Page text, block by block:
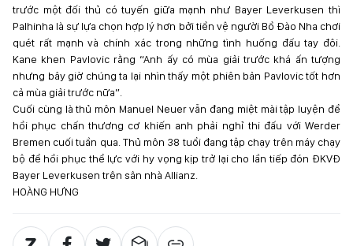
trước một đối thủ có tuyến giữa mạnh như Bayer Leverkusen thì
Palhinha là sự lựa chọn hợp lý hơn bởi tiền vệ người Bồ Đào Nha chơi
quét rất mạnh và chính xác trong những tình huống đấu tay đôi.
Kane khen Pavlovic rằng “Anh ấy có mùa giải trước khá ấn tượng
nhưng bây giờ chúng ta lại nhìn thấy một phiên bản Pavlovic tốt hơn
cả mùa giải trước nữa”.
Cuối cùng là thủ môn Manuel Neuer vẫn đang miệt mài tập luyện để
hồi phục chấn thương cơ khiến anh phải nghỉ thi đấu với Werder
Bremen cuối tuần qua. Thủ môn 38 tuổi đang tập chạy trên máy chạy
bộ để hồi phục thể lực với hy vọng kịp trở lại cho lần tiếp đón ĐKVĐ
Bayer Leverkusen trên sân nhà Allianz.
HOÀNG HƯNG